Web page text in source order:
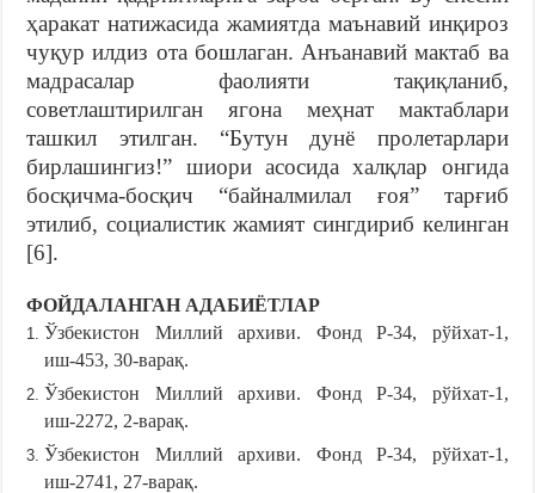
ҳаракат натижасида жамиятда маънавий инқироз
чуқур илдиз ота бошлаган. Анъанавий мактаб ва
мадрасалар фаолияти тақиқланиб,
советлаштирилган ягона меҳнат мактаблари
ташкил этилган. “Бутун дунё пролетарлари
бирлашингиз!” шиори асосида халқлар онгида
босқичма-босқич “байналмилал ғоя” тарғиб
этилиб, социалистик жамият сингдириб келинган
[6].
ФОЙДАЛАНГАН АДАБИЁТЛАР
Ўзбекистон Миллий архиви. Фонд Р-34, рўйхат-1,
иш-453, 30-варақ.
Ўзбекистон Миллий архиви. Фонд Р-34, рўйхат-1,
иш-2272, 2-варақ.
Ўзбекистон Миллий архиви. Фонд Р-34, рўйхат-1,
иш-2741, 27-варақ.